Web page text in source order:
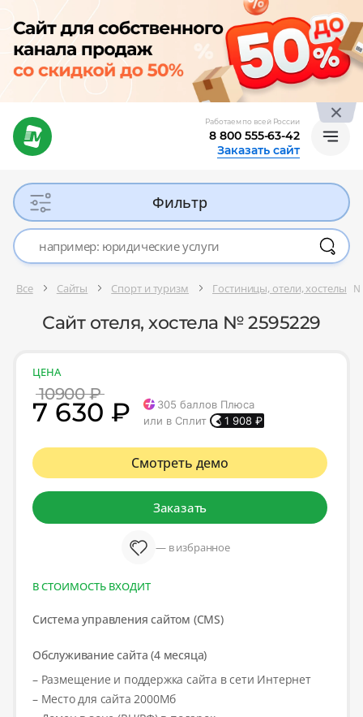
Работаем по всей России
8 800 555-63-42
Заказать сайт
Фильтр
Все Сайты Спорт и туризм Гостиницы, отели, хостелы №
Сайт отеля, хостела № 2595229
ЦЕНА
10900 ₽
7 630 ₽ 305 баллов Плюса
или в Сплит
1 908 ₽
Смотреть демо
Заказать
— в избранное
В СТОИМОСТЬ ВХОДИТ
Система управления сайтом (CMS)
Обслуживание сайта (4 месяца)
– Размещение и поддержка сайта в сети Интернет
– Место для сайта 2000Мб